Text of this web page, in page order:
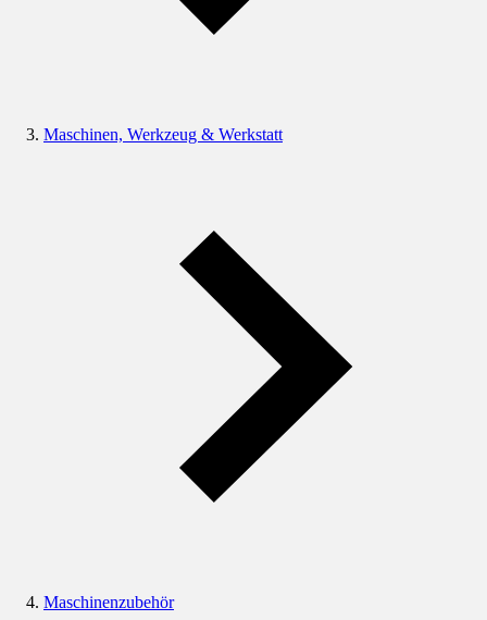
Maschinen, Werkzeug & Werkstatt
Maschinenzubehör